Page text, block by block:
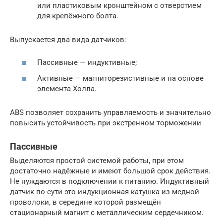
или пластиковым кронштейном с отверстием
для крепёжного болта.
Выпускается два вида датчиков:
Пассивные — индуктивные;
Активные — магниторезистивные и на основе
элемента Холла.
ABS позволяет сохранить управляемость и значительно
повысить устойчивость при экстренном торможении
Пассивные
Выделяются простой системой работы, при этом
достаточно надёжные и имеют большой срок действия.
Не нуждаются в подключении к питанию. Индуктивный
датчик по сути это индукционная катушка из медной
проволоки, в середине которой размещён
стационарный магнит с металлическим сердечником.